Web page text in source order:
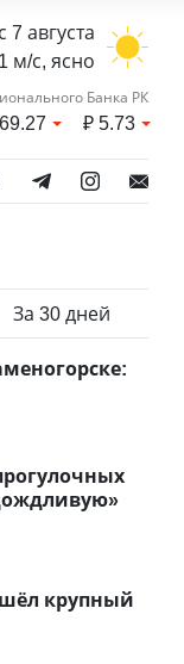
7 августа
м/с, ясно
Банка РК
₽5.73
За 30 дней
крупный